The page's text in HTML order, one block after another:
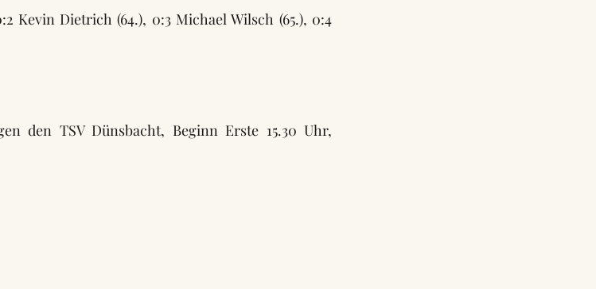
Kevin Dietrich (64.), 0:3 Michael Wilsch (65.), 0:4
den TSV Dünsbacht, Beginn Erste 15.30 Uhr,